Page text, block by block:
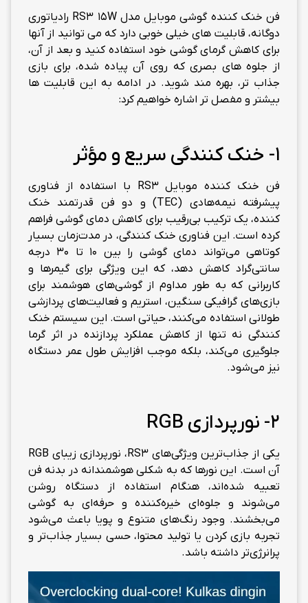
فن خنک کننده گوشی موبایل مدل RS3 15W رادیاتوری
دوگانه، قابلیت های خیلی خوبی دارد که می توانید از آنها
برای کاهش گرمای گوشی خود استفاده کنید و بعد از آن،
از جلوه های بصری که روی آن پیاده شده، برای بازی
جذاب تر، بهره مند شوید. در ادامه به این قابلیت ها
بیشتر و مفصل تر اشاره خواهیم کرد:
1- خنک کنندگی سریع و مؤثر
فن خنک کننده موبایل RS3 با استفاده از فناوری
پیشرفته نیمه‌هادی (TEC) و دو فن قدرتمند خنک
کننده، یک ترکیب بی‌رقیب برای کاهش دمای گوشی فراهم
کرده است. این فناوری خنک کنندگی، در مدت‌زمان بسیار
کوتاهی می‌تواند دمای گوشی را بین ۱۰ تا ۳۰ درجه
سانتی‌گراد کاهش دهد، که این ویژگی برای گیمرها و
کاربرانی که به طور مداوم از گوشی‌های هوشمند برای
بازی‌های گرافیکی سنگین، استریم و فعالیت‌های پردازشی
طولانی استفاده می‌کنند، حیاتی است. این سیستم خنک
کنندگی نه تنها از کاهش عملکرد پردازنده در اثر گرما
جلوگیری می‌کند، بلکه موجب افزایش طول عمر دستگاه
نیز می‌شود.
2- نورپردازی RGB
یکی از جذاب‌ترین ویژگی‌های RS3، نورپردازی زیبای RGB
آن است. این نورها که به شکلی هوشمندانه در بدنه فن
تعبیه شده‌اند، هنگام استفاده از دستگاه روشن
می‌شوند و جلوه‌ای خیره‌کننده و حرفه‌ای به گوشی
می‌بخشند. وجود رنگ‌های متنوع و پویا باعث می‌شود
تجربه بازی کردن یا تولید محتوا، حسی بسیار جذاب‌تر و
پرانرژی‌تر داشته باشد.